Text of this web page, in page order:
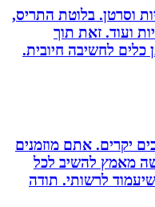
בלוטת התריס,
זאת תוך
לחשיבה חיובית.
אתם מוזמנים
להשיב לכל
לרשותי. תודה